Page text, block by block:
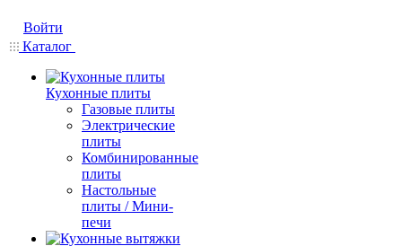
Войти
Каталог
Кухонные плиты
Газовые плиты
Электрические
плиты
Комбинированные
плиты
Настольные
плиты / Мини-
печи